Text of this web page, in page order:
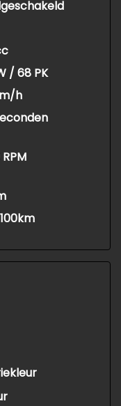
/ 68 PK
h